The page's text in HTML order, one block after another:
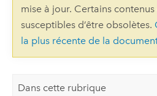
mise à jour. Certains
susceptibles d’être obsolètes.
la plus récente de la
Dans cette rubrique